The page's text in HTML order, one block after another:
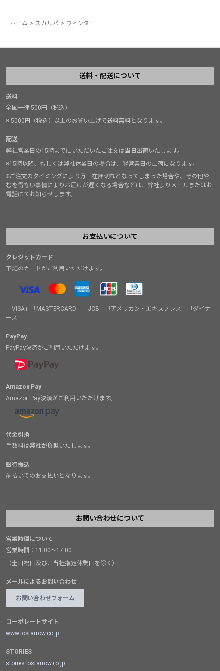
ホーム > スカルパ > ウィンター
送料・配送について
送料
全国一律 500円（税込）
※ 5000円（税込）以上のお買い上げで送料無料となります。
配送
弊社営業日の15時までにいただいたご注文は当日出荷いたします。
※15時以降、もしくは弊社休業日の場合は、翌営業日の出荷になります。
※ご注文のタイミングにより万一在庫切れとなってしまった場合や、その他や
むを得ない事情によりお届けが遅くなる場合などは、弊社よりメールまたはお
電話にてお知らせします。
お支払いについて
クレジットカード
下記のカードがご利用いただけます。
「VISA」「MASTERCARD」「JCB」「アメリカン・エキスプレス」「ダイナ
ース」
PayPay
PayPay決済がご利用いただけます。
Amazon Pay
Amazon Pay決済がご利用いただけます。
代金引換
手数料は弊社が負担いたします。
銀行振込
前払いでのお支払いとなります。
お問い合わせについて
営業時間について
営業時間：11:00～17:00
（土日祝日及び、当社指定休業日を除く）
メールによるお問い合わせ
お問い合わせフォーム
コーポレートサイト
www.lostarrow.co.jp
STORIES
stories.lostarrow.co.jp